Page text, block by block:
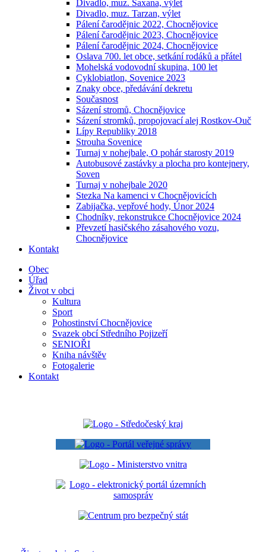
Divadlo, muz. Saxana, výlet
Divadlo, muz. Tarzan, výlet
Pálení čarodějnic 2022, Chocnějovice
Pálení čarodějnic 2023, Chocnějovice
Pálení čarodějnic 2024, Chocnějovice
Oslava 700. let obce, setkání rodáků a přátel
Mohelská vodovodní skupina, 100 let
Cyklobiatlon, Sovenice 2023
Znaky obce, předávání dekretu
Současnost
Sázení stromů, Chocnějovice
Sázení stromků, propojovací alej Rostkov-Ouč
Lípy Republiky 2018
Strouha Sovenice
Turnaj v nohejbale, O pohár starosty 2019
Autobusové zastávky a plocha pro kontejnery,
Soven
Turnaj v nohejbale 2020
Stezka Na kamenci v Chocnějovicích
Zabijačka, vepřové hody, Únor 2024
Chodníky, rekonstrukce Chocnějovice 2024
Převzetí hasičského zásahového vozu,
Chocnějovice
Kontakt
Obec
Úřad
Život v obci
Kultura
Sport
Pohostinství Chocnějovice
Svazek obcí Středního Pojizeří
SENIOŘI
Kniha návštěv
Fotogalerie
Kontakt